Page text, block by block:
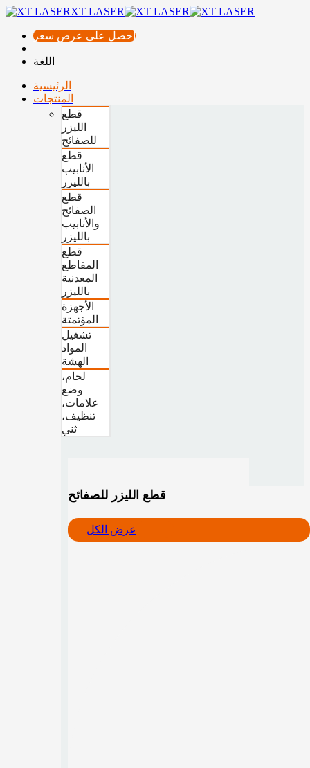
XT LASER
احصل على عرض سعر
اللغة
الرئيسية
المنتجات
قطع
الليزر
للصفائح
قطع
الأنابيب
بالليزر
قطع
الصفائح
والأنابيب
بالليزر
قطع
المقاطع
المعدنية
بالليزر
الأجهزة
المؤتمتة
تشغيل
المواد
الهشة
لحام،
وضع
علامات،
تنظيف،
ثني
قطع الليزر للصفائح
عرض الكل